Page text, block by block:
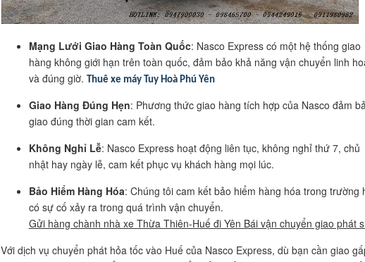
Mạng Lưới Giao Hàng Toàn Quốc: Nasco Express có một hệ thống giao
hàng không giới hạn trên toàn quốc, đảm bảo khả năng vận chuyển linh
và đúng giờ. Thuê xe máy Tuy Hoà Phú Yên
Giao Hàng Đúng Hẹn: Phương thức giao hàng tích hợp của Nasco đảm
giao đúng thời gian cam kết.
Không Nghỉ Lễ: Nasco Express hoạt động liên tục, không nghỉ thứ 7, chủ
nhật hay ngày lễ, cam kết phục vụ khách hàng mọi lúc.
Bảo Hiểm Hàng Hóa: Chúng tôi cam kết bảo hiểm hàng hóa trong trường
có sự cố xảy ra trong quá trình vận chuyển.
Gửi hàng chành nhà xe Thừa Thiên-Huế đi Yên Bái vận chuyển giao phát
Với dịch vụ chuyển phát hỏa tốc vào Huế của Nasco Express, dù bạn cần giao